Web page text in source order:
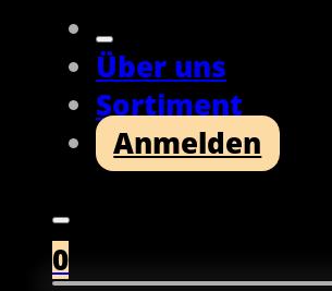
Über uns
Sortiment
Anmelden
0